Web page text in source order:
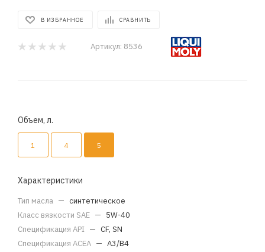
В ИЗБРАННОЕ СРАВНИТЬ
Артикул: 8536
Объем, л.
1 4 5
Характеристики
Тип масла — синтетическое
Класс вязкости SAE — 5W-40
Спецификация API — CF, SN
Спецификация ACEA — A3/B4